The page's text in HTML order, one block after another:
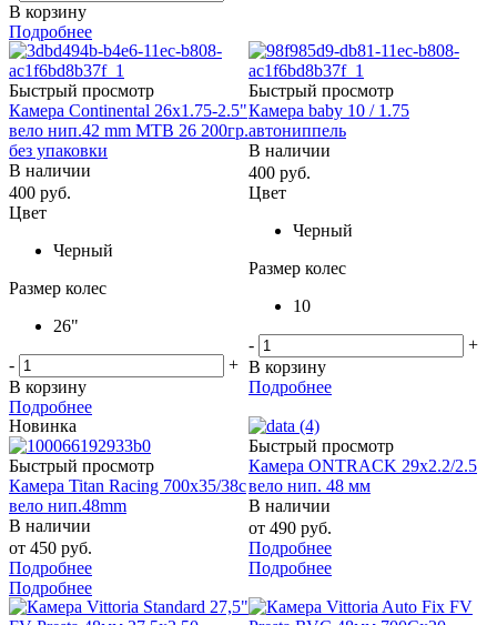
В корзину
Подробнее
Быстрый просмотр
Камера Continental 26x1.75-2.5"
вело нип.42 mm MTB 26 200гр.
без упаковки
В наличии
400 руб.
Цвет
Черный
Размер колес
26"
-
+
В корзину
Подробнее
Быстрый просмотр
Камера baby 10 / 1.75
автониппель
В наличии
400 руб.
Цвет
Черный
Размер колес
10
-
+
В корзину
Подробнее
Новинка
Быстрый просмотр
Камера Titan Racing 700х35/38с
вело нип.48mm
В наличии
от 450 руб.
Подробнее
Подробнее
Быстрый просмотр
Камера ONTRACK 29x2.2/2.5
вело нип. 48 мм
В наличии
от 490 руб.
Подробнее
Подробнее